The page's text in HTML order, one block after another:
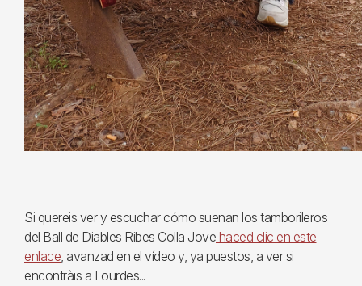
Si quereis ver y escuchar cómo suenan los tamborileros
del Ball de Diables Ribes Colla Jove haced clic en este
enlace, avanzad en el vídeo y, ya puestos, a ver si
encontràis a Lourdes...